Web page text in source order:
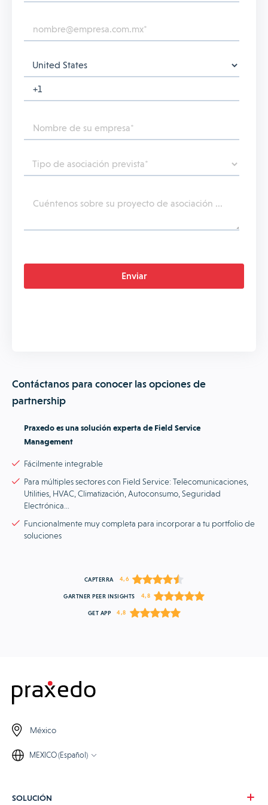
Contáctanos para conocer las opciones de
partnership
Praxedo es una solución experta de Field Service
Management
Fácilmente integrable
Para múltiples sectores con Field Service: Telecomunicaciones,
Utilities, HVAC, Climatización, Autoconsumo, Seguridad
Electrónica…
Funcionalmente muy completa para incorporar a tu portfolio de
soluciones
CAPTERRA 4,6
GARTNER PEER INSIGHTS 4,8
GET APP 4,8
México
MEXICO (Español)
SOLUCIÓN